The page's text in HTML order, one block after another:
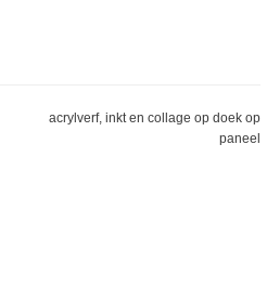
acrylverf, inkt en collage op doek op
paneel